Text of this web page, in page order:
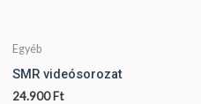
Egyéb
SMR videósorozat
24.900Ft